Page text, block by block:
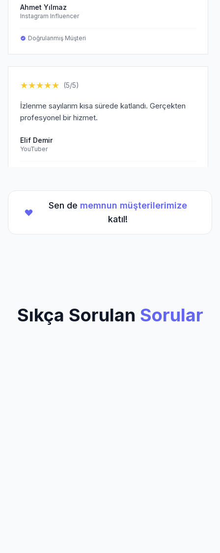
Ahmet Yılmaz
Instagram Influencer
Doğrulanmış Müşteri
★★★★★ (5/5)
İzlenme sayılarım kısa sürede katlandı. Gerçekten
profesyonel bir hizmet.
Elif Demir
YouTuber
★★
Sen de memnun müşterilerimize
katıl!
Sıkça Sorulan Sorular